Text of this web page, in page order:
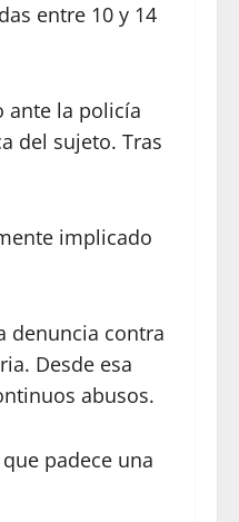
entre 10 y 14
ante la policía
del sujeto. Tras
implicado
denuncia contra
Desde esa
abusos.
padece una